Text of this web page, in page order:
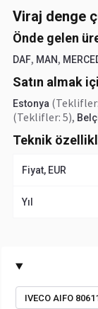
Viraj denge
Önde gelen
DAF, MAN,
Satın almak
Estonya
(Teklifler: 5),
Teknik
Fiyat, EUR
Yıl
IVECO AIFO